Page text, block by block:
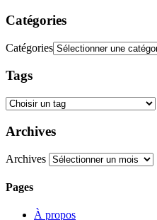
Catégories
Catégories
Tags
Archives
Archives
Pages
À propos